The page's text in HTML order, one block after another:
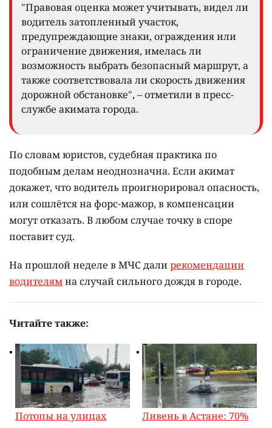
"Правовая оценка может учитывать, видел ли
водитель затопленный участок,
предупреждающие знаки, ограждения или
ограничение движения, имелась ли
возможность выбрать безопасный маршрут, а
также соответствовала ли скорость движения
дорожной обстановке", – отметили в пресс-
службе акимата города.
По словам юристов, судебная практика по
подобным делам неоднозначна. Если акимат
докажет, что водитель проигнорировал опасность,
или сошлётся на форс-мажор, в компенсации
могут отказать. В любом случае точку в споре
поставит суд.
На прошлой неделе в МЧС далирекомендации
водителямна случай сильного дождя в городе.
Читайте также:
Потопы на улицах
Ливень в Астане: 70%